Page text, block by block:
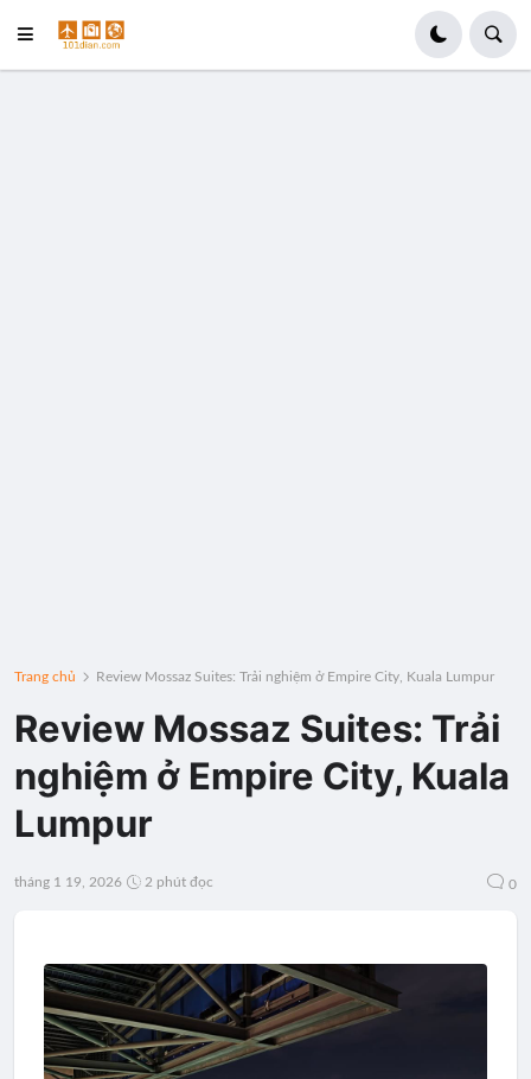
Trang chủ Review Mossaz Suites: Trải nghiệm ở Empire City, Kuala Lumpur
Review Mossaz Suites: Trải
nghiệm ở Empire City, Kuala
Lumpur
tháng 1 19, 2026 2 phút đọc 0